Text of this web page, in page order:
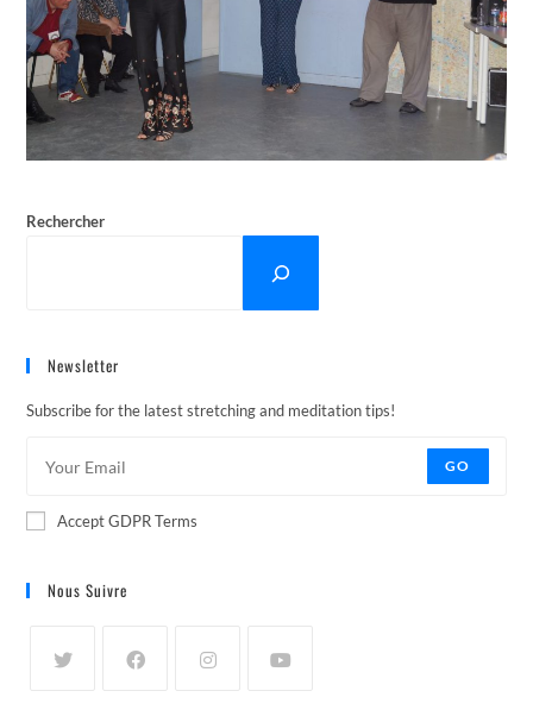
Rechercher
Newsletter
Subscribe for the latest stretching and meditation tips!
GO
Accept GDPR Terms
Nous Suivre